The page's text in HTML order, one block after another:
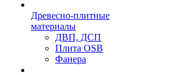
Древесно-плитные
материалы
ДВП, ДСП
Плита OSB
Фанера